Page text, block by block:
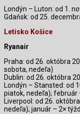
Londýn – Luton: od 1.
Gdaňsk: od 25.
Letisko Košice
Ryanair
Praha: od 26. októbra
sobota, nedeľa)
Dublin: od 26. októbra
Londýn – Stansted: od
piatok, nedeľa); február
Liverpool: od 26.
nedeľa); január – 2×